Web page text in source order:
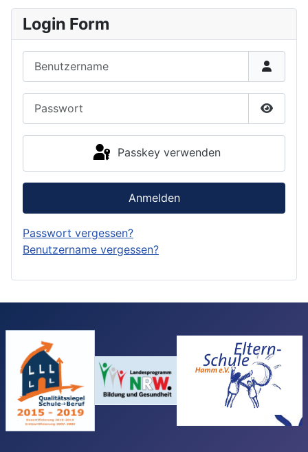
Login Form
Passkey verwenden
Anmelden
Passwort vergessen?
Benutzername vergessen?